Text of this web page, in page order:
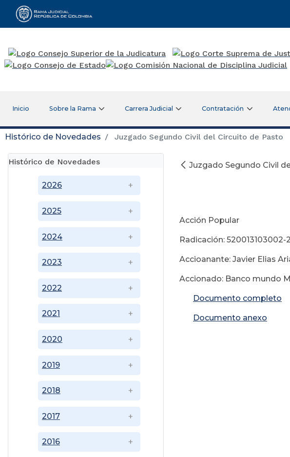
Rama Judicial
Inicio Sobre la Rama Carrera Judicial Contratación
Histórico de Novedades Juzgado Segundo Civil del Circuito de Pasto
Histórico de Novedades
2016
2017
2018
2019
2020
2021
2022
2023
2024
2025
2026
Juzgado Segundo Civil
03 de
Acción Popular
Radicación:
Accioanante: Javier Elias
Accionado: Banco mundo
Documento completo
Documento anexo